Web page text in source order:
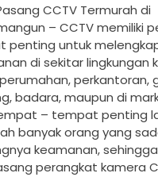
CCTV Termurah di
– CCTV memiliki
penting untuk
di sekitar lingkungan
perkantoran,
badara, maupun di
– tempat penting
banyak orang yang
keamanan,
perangkat kamera